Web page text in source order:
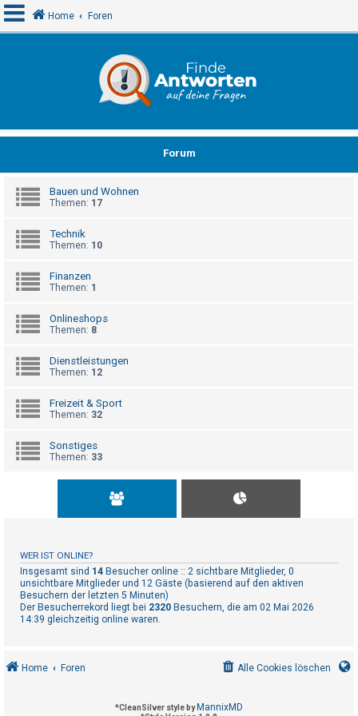
e
e
R
e
g
i
t
i
r
e
n
b
e
a
w
Home Foren
Forum
Bauen und Wohnen
Themen: 17
Technik
Themen: 10
Finanzen
Themen: 1
Onlineshops
Themen: 8
Dienstleistungen
Themen: 12
Freizeit & Sport
Themen: 32
Sonstiges
Themen: 33
WER IST ONLINE?
Insgesamt sind 14 Besucher online :: 2 sichtbare Mitglieder, 0
unsichtbare Mitglieder und 12 Gäste (basierend auf den aktiven
Besuchern der letzten 5 Minuten)
Der Besucherrekord liegt bei 2320 Besuchern, die am 02 Mai 2026
14:39 gleichzeitig online waren.
Home Foren Alle Cookies löschen
*CleanSilver style by MannixMD